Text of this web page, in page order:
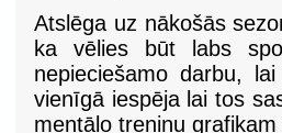
Atslēga uz nākošās
ka vēlies būt labs
nepieciešamo darbu,
vienīgā iespēja lai tos
mentālo treniņu